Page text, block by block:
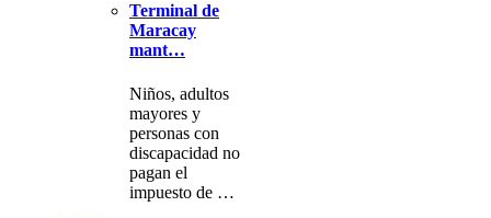
Terminal de
Maracay
mant…
Niños, adultos
mayores y
personas con
discapacidad no
pagan el
impuesto de …